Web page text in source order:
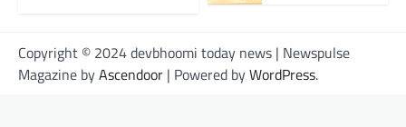
Copyright © 2024 devbhoomi today news | Newspulse
Magazine byAscendoor | Powered byWordPress.